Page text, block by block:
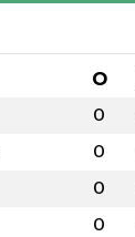
O
0
0
0
0